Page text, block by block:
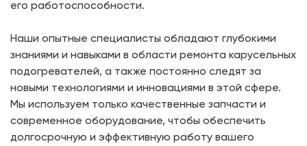
его работоспособности.
Наши опытные специалисты обладают глубокими
знаниями и навыками в области ремонта карусельных
подогревателей, а также постоянно следят за
новыми технологиями и инновациями в этой сфере.
Мы используем только качественные запчасти и
современное оборудование, чтобы обеспечить
долгосрочную и эффективную работу вашего